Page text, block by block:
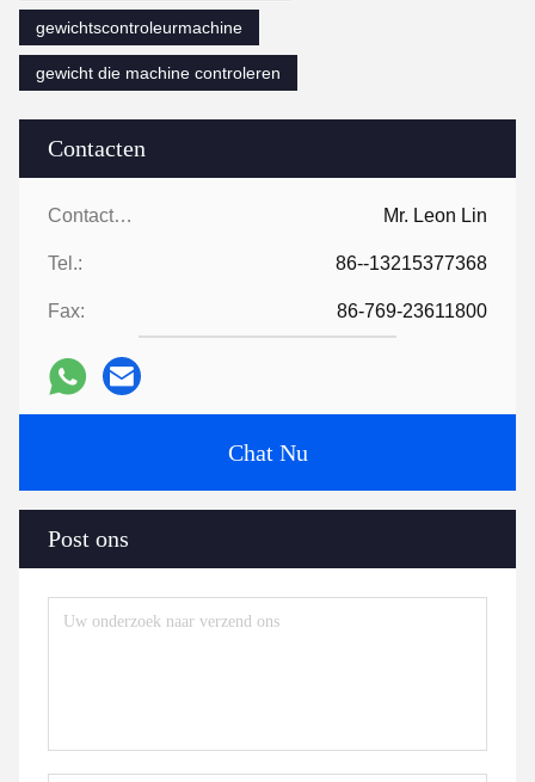
Contacten
Contacten: Mr. Leon Lin
Tel.: 86--13215377368
Fax: 86-769-23611800
Chat Nu
Post ons
gewichtscontroleurmachine
gewicht die machine controleren